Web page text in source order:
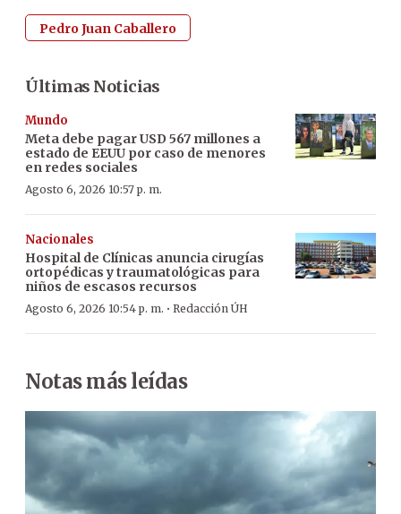
Pedro Juan Caballero
Últimas Noticias
Mundo
Meta debe pagar USD 567 millones a
estado de EEUU por caso de menores
en redes sociales
Agosto 6, 2026 10:57 p. m.
Nacionales
Hospital de Clínicas anuncia cirugías
ortopédicas y traumatológicas para
niños de escasos recursos
Agosto 6, 2026 10:54 p. m. · Redacción ÚH
Notas más leídas